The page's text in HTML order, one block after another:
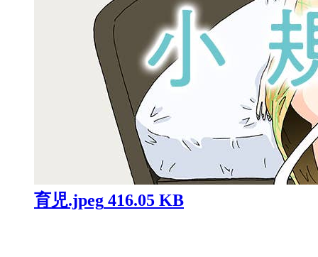
育児.jpeg 416.05 KB